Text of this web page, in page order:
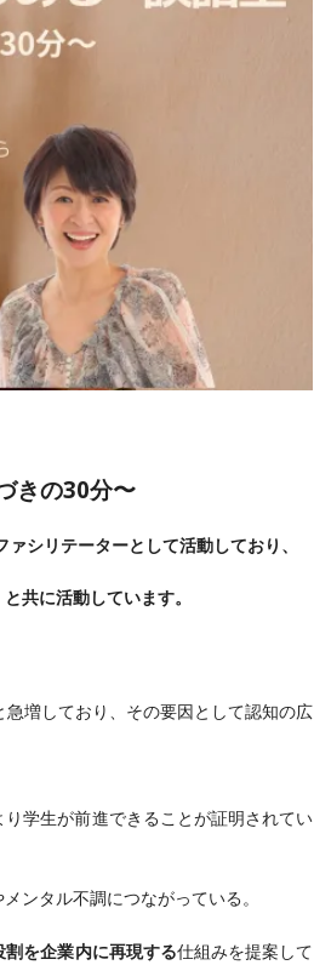
きの30分〜
シリテーターとして活動しており、
共に活動しています。
急増しており、その要因として認知の広
生が前進できることが証明されてい
ンタル不調につながっている。
を企業内に再現する仕組みを提案して